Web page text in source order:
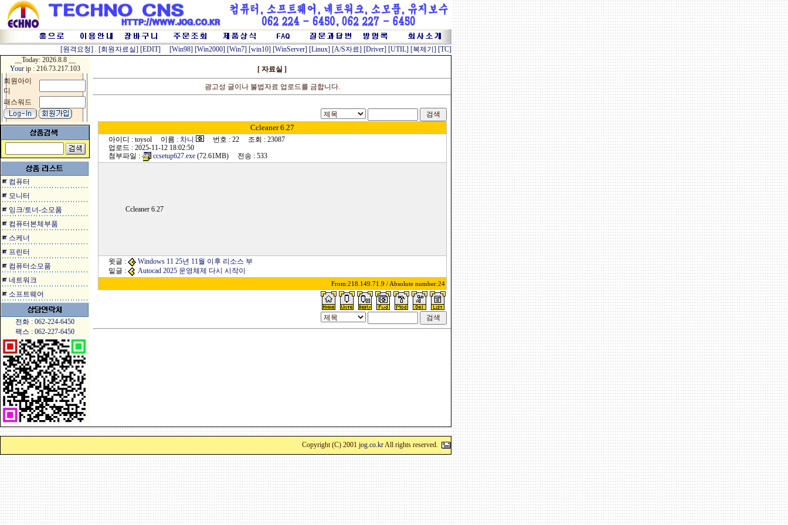
[원격요청] . [회원자료실] [EDIT] [Win98] [Win2000] [Win7] [win10] [WinServer] [Linux] [A/S자료] [Driver] [UTIL] [복제기] [TC]
__Today: 2026.8.8 __
Your ip : 216.73.217.103
회원아이
디
패스워드
컴퓨터
모니터
잉크/토너-소모품
컴퓨터본체부품
스케너
프린터
컴퓨터소모품
네트워크
소프트웨어
전화 : 062-224-6450
팩스 : 062-227-6450
[ 자료실 ]
광고성 글이나 불법자료 업로드를 금합니다.
Ccleaner 6.27
아이디 : toysol 이름 : 차니
번호 : 22 조회 : 23087
업로드 : 2025-11-12 18:02:50
첨부파일 :
ccsetup627.exe(72.61MB) 전송 : 533
Ccleaner 6.27
윗글 :
Windows 11 25년 11월 이후 리소스 부
밑글 :
Autocad 2025 운영체제 다시 시작이
From:218.149.71.9 / Absolute number:24
Copyright (C) 2001 jog.co.krAll rights reserved.